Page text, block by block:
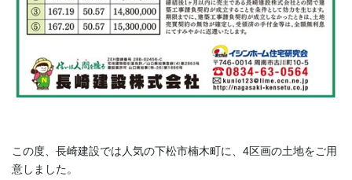
この度、長崎建設では人気の下松市楠木町に、4区画の土地をご用
意しました。